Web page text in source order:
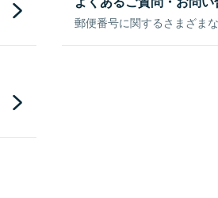
郵便番号に関するさまざま